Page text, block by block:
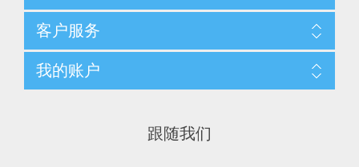
客户服务
我的账户
跟随我们